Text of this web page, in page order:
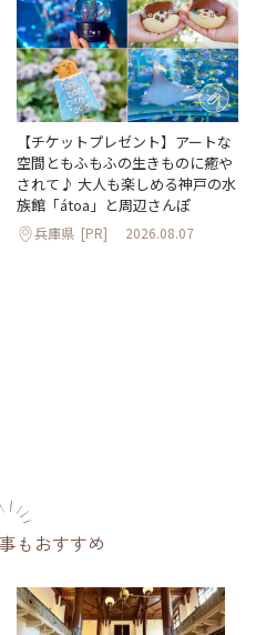
【チケットプレゼント】アートな
空間ともふもふの生きものに癒や
されて♪ 大人も楽しめる神戸の水
族館「átoa」と周辺さんぽ
兵庫県 [PR] 2026.08.07
もおすすめ